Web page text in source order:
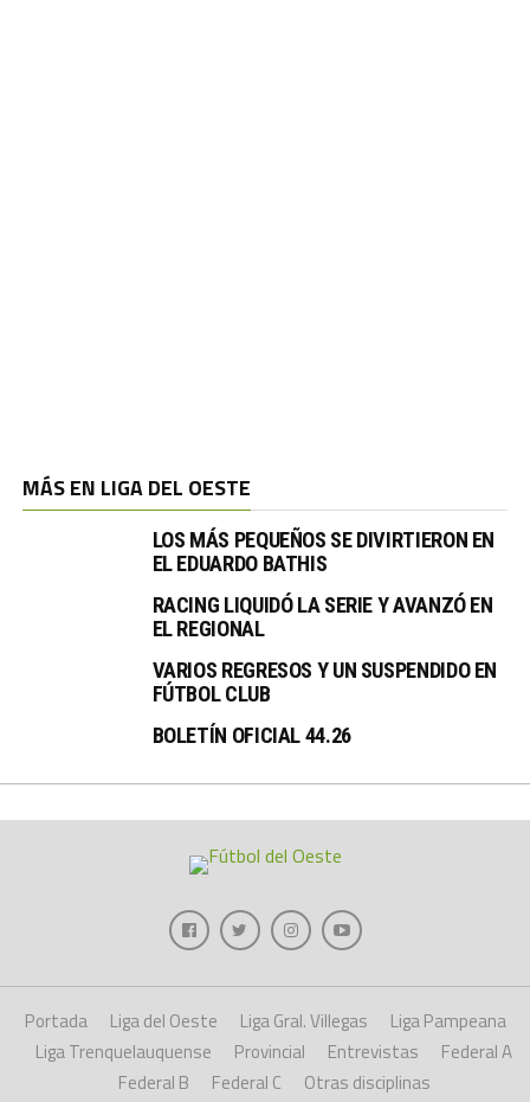
MÁS EN LIGA DEL OESTE
LOS MÁS PEQUEÑOS SE DIVIRTIERON EN
EL EDUARDO BATHIS
RACING LIQUIDÓ LA SERIE Y AVANZÓ EN
EL REGIONAL
VARIOS REGRESOS Y UN SUSPENDIDO EN
FÚTBOL CLUB
BOLETÍN OFICIAL 44.26
Portada Liga del Oeste Liga Gral. Villegas
Liga Pampeana
Liga Trenquelauquense
Provincial Entrevistas
Federal A
Federal B
Federal C Otras disciplinas